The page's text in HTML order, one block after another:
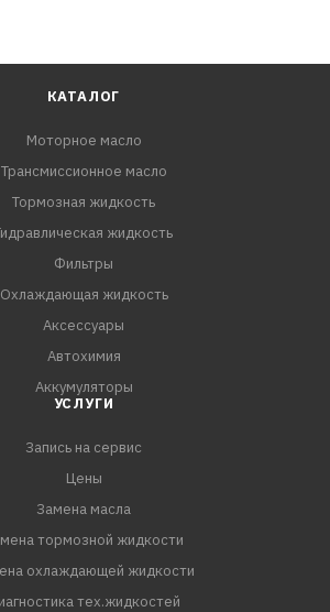
КАТАЛОГ
Моторное масло
Трансмиссионное масло
Тормозная жидкость
жидкость
Фильтры
Охлаждающая жидкость
Аксессуары
Автохимия
Аккумуляторы
УСЛУГИ
Запись на сервис
Цены
Замена масла
тормозной жидкости
охлаждающей жидкости
тех.жидкостей